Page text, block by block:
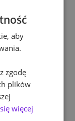
do pracy w
obowiązki
osoba
aby
zgodę
plików
więcej